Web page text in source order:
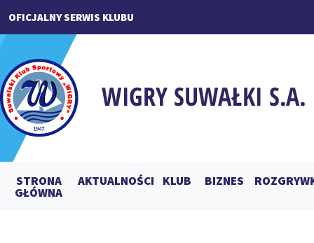
OFICJALNY SERWIS KLUBU
STRONA
GŁÓWNA
AKTUALNOŚCI KLUB BIZNES